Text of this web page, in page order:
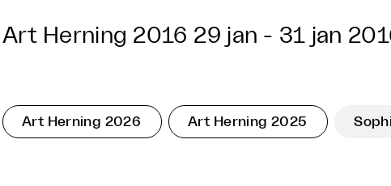
Art Herning 2016 29 jan - 31 jan
Art Herning 2026 Art Herning 2025